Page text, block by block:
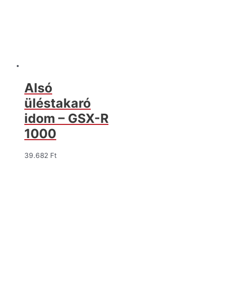
Alsó
üléstakaró
idom – GSX-R
1000
39.682 Ft